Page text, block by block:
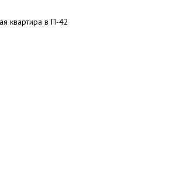
квартира в П-42